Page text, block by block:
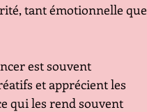
tant émotionnelle que
est souvent
et apprécient les
qui les rend souvent